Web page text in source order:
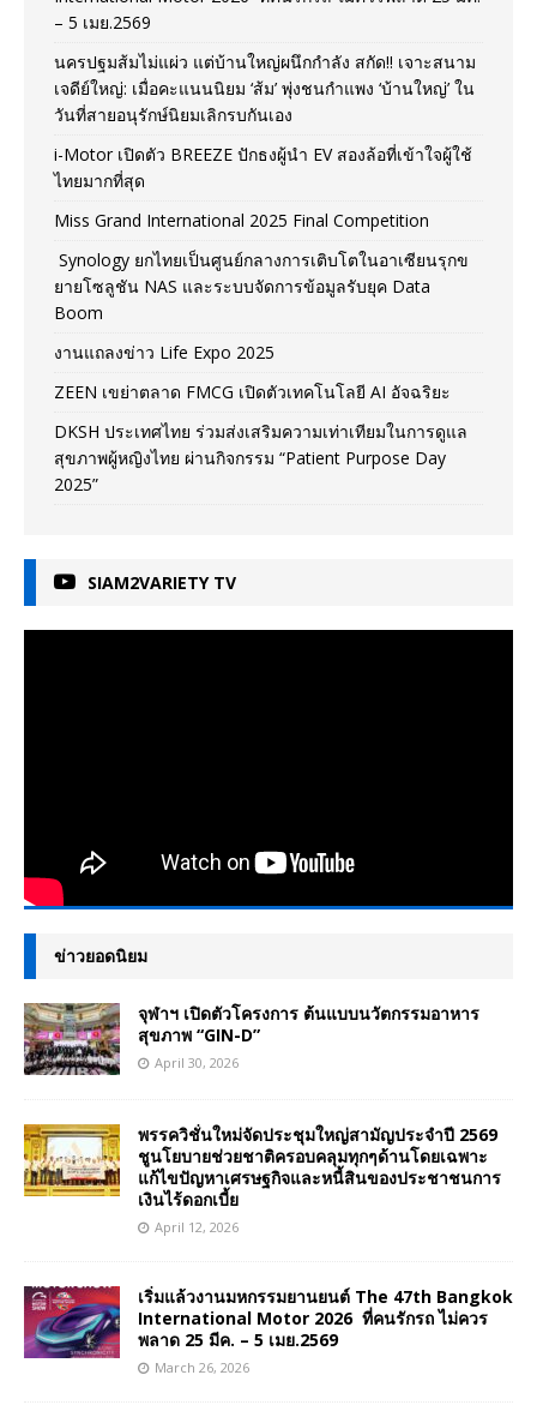
– 5 เมย.2569
นครปฐมส้มไม่แผ่ว แต่บ้านใหญ่ผนึกกำลัง สกัด!! เจาะสนาม
เจดีย์ใหญ่: เมื่อคะแนนนิยม ‘ส้ม’ พุ่งชนกำแพง ‘บ้านใหญ่’ ใน
วันที่สายอนุรักษ์นิยมเลิกรบกันเอง
i-Motor เปิดตัว BREEZE ปักธงผู้นำ EV สองล้อที่เข้าใจผู้ใช้
ไทยมากที่สุด
Miss Grand International 2025 Final Competition
Synology ยกไทยเป็นศูนย์กลางการเติบโตในอาเซียนรุกข
ยายโซลูชัน NAS และระบบจัดการข้อมูลรับยุค Data
Boom
งานแถลงข่าว Life Expo 2025
ZEEN เขย่าตลาด FMCG เปิดตัวเทคโนโลยี AI อัจฉริยะ
DKSH ประเทศไทย ร่วมส่งเสริมความเท่าเทียมในการดูแล
สุขภาพผู้หญิงไทย ผ่านกิจกรรม “Patient Purpose Day
2025”
SIAM2VARIETY TV
ข่าวยอดนิยม
จุฬาฯ เปิดตัวโครงการ ต้นแบบนวัตกรรมอาหาร
สุขภาพ “GIN-D”
April 30, 2026
พรรควิชั่นใหม่จัดประชุมใหญ่สามัญประจำปี 2569
ชูนโยบายช่วยชาติครอบคลุมทุกๆด้านโดยเฉพาะ
แก้ไขปัญหาเศรษฐกิจและหนี้สินของประชาชนการ
เงินไร้ดอกเบี้ย
April 12, 2026
เริ่มแล้วงานมหกรรมยานยนต์ The 47th Bangkok
International Motor 2026 ที่คนรักรถ ไม่ควร
พลาด 25 มีค. – 5 เมย.2569
March 26, 2026